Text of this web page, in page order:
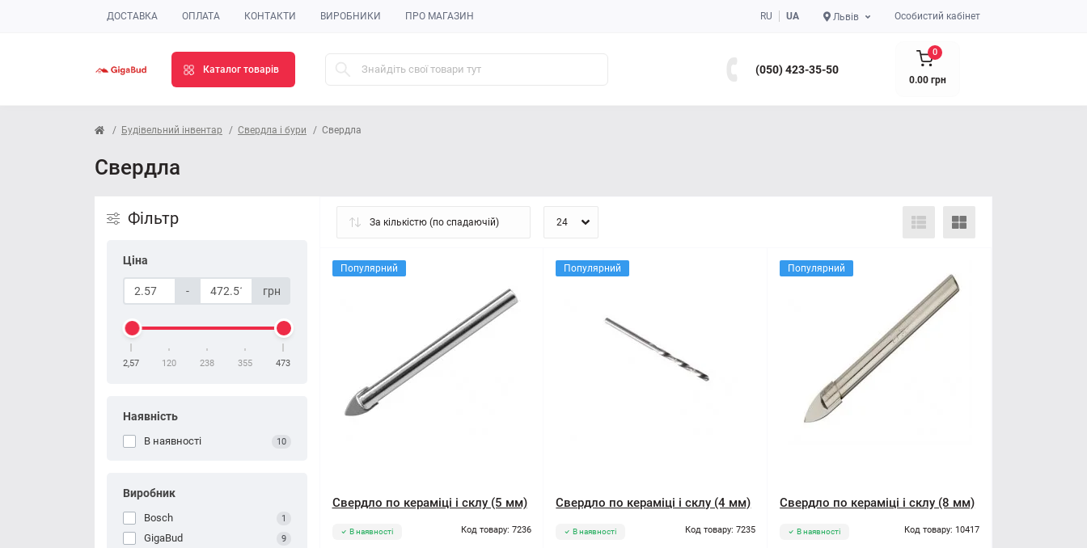
ДОСТАВКА ОПЛАТА КОНТАКТИ ВИРОБНИКИ ПРО МАГАЗИН RU UA Львів Особистий кабінет
Каталог товарів (050) 423-35-50
0
0.00 грн
Будівельний інвентар Свердла і бури Свердла
Свердла
Фільтр
Ціна
- грн
2,57 120 238 355 473
Наявність
В наявності 10
Виробник
Bosch 1
GigaBud 9
Популярний
Свердло по кераміці і склу (5 мм)
В наявності Код товару: 7236
Популярний
Свердло по кераміці і склу (4 мм)
В наявності Код товару: 7235
Популярний
Свердло по кераміці і склу (8 мм)
В наявності Код товару: 10417